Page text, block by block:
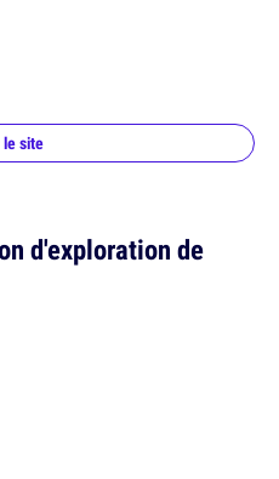
site
d'exploration de